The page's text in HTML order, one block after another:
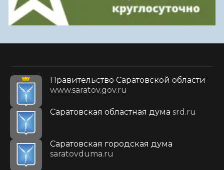
Правительство Саратовской области
www.saratov.gov.ru
Саратовская областная дума srd.ru
Саратовская городская дума
saratovduma.ru